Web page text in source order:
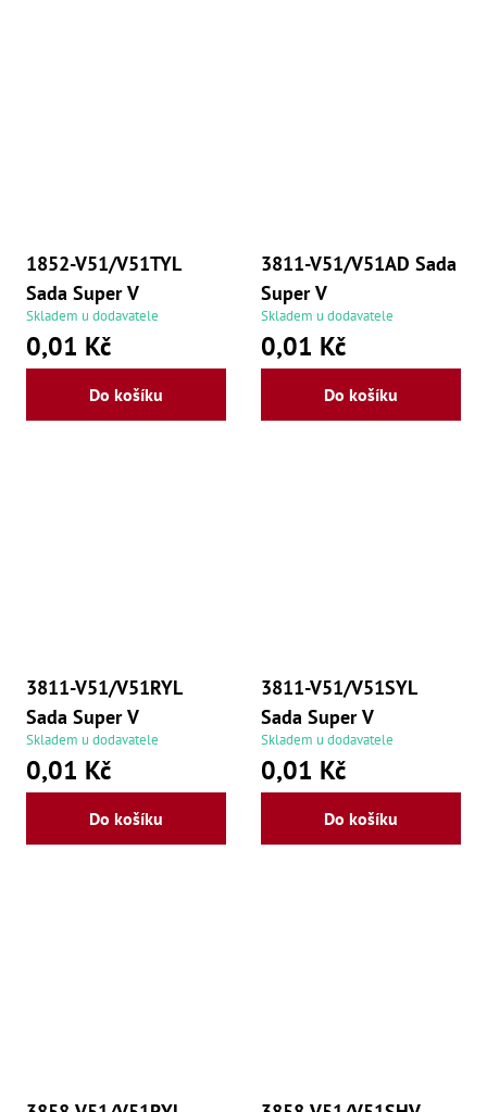
1852-V51/V51TYL
Sada Super V
Skladem u dodavatele
0,01 Kč
Do košíku
3811-V51/V51AD Sada
Super V
Skladem u dodavatele
0,01 Kč
Do košíku
3811-V51/V51RYL
Sada Super V
Skladem u dodavatele
0,01 Kč
Do košíku
3811-V51/V51SYL
Sada Super V
Skladem u dodavatele
0,01 Kč
Do košíku